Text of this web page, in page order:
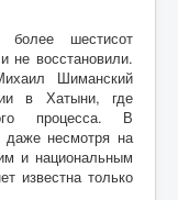
шестисот
не восстановили.
Шиманский
в Хатыни, где
процесса. В
даже несмотря на
и национальным
известна только